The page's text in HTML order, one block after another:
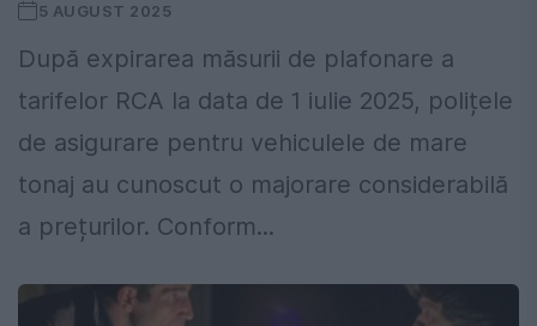
5 AUGUST 2025
După expirarea măsurii de plafonare a
tarifelor RCA la data de 1 iulie 2025, polițele
de asigurare pentru vehiculele de mare
tonaj au cunoscut o majorare considerabilă
a prețurilor. Conform...